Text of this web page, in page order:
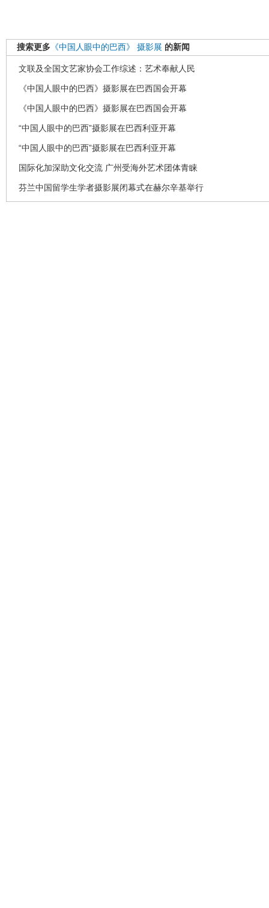
搜索更多 《中国人眼中的巴西》 摄影展 的新闻
文联及全国文艺家协会工作综述：艺术奉献人民
《中国人眼中的巴西》摄影展在巴西国会开幕
《中国人眼中的巴西》摄影展在巴西国会开幕
“中国人眼中的巴西”摄影展在巴西利亚开幕
“中国人眼中的巴西”摄影展在巴西利亚开幕
国际化加深助文化交流 广州受海外艺术团体青睐
芬兰中国留学生学者摄影展闭幕式在赫尔辛基举行